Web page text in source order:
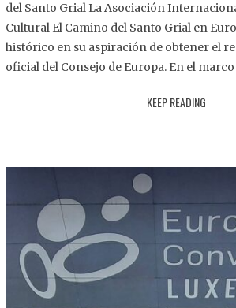
2
2
del Santo Grial La Asociación
Cultural El Camino del Santo Grial en
histórico en su aspiración de obtener el
oficial del Consejo de Europa. En el
KEEP READING